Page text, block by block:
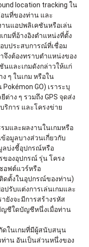
location tracking ใน
อนที่ของท่าน และ
นแอปพลิเคชันหรือเล่น
กมที่อ้างอิงตำแหน่งที่ตั้ง
บประสบการณ์ที่เชื่อม
จึงต้องทราบตำแหน่งของ
นและเกมดังกล่าวให้แก่
ๆ ในเกม หรือใน
GO) เราระบุ
าง ๆ รวมถึง GPS จุดส่ง
ริการ และโครงข่าย
มและผลงานในเกมหรือ
อมูลบางส่วนเกี่ยวกับ
ลบ่งชี้อุปกรณ์หรือ
ของอุปกรณ์ รุ่น โครง
อฟต์แวร์หรือ
ดตั้งในอุปกรณ์ของท่าน)
ปรับแต่งการเล่นเกมและ
ยังจะมีการสร้างรหัส
ญชีใดบัญชีหนึ่งเมื่อท่าน
ดในเกมที่มีผู้สนับสนุน
ท่าน อันเป็นส่วนหนึ่งของ